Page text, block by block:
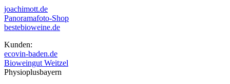
joachimott.de
Panoramafoto-Shop
bestebioweine.de
Kunden:
ecovin-baden.de
Bioweingut Weitzel
Physioplusbayern